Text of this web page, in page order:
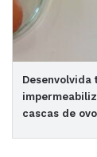
cascas de